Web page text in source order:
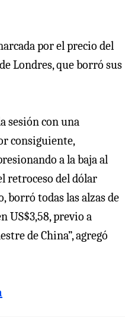
por el precio del
Londres, que borró sus
sesión con una
consiguiente,
a la baja al
retroceso del dólar
borró todas las alzas de
US$3,58, previo a
de China”, agregó